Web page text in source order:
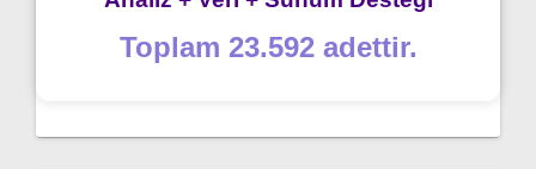
Toplam 23.592 adettir.